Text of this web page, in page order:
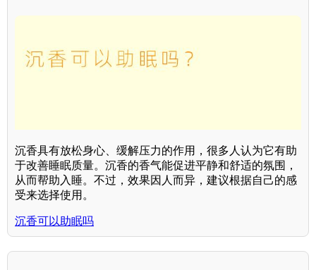
沉香具有放松身心、缓解压力的作用，很多人认为它有助
于改善睡眠质量。沉香的香气能促进平静和舒适的氛围，
从而帮助入睡。不过，效果因人而异，建议根据自己的感
受来选择使用。
沉香可以助眠吗